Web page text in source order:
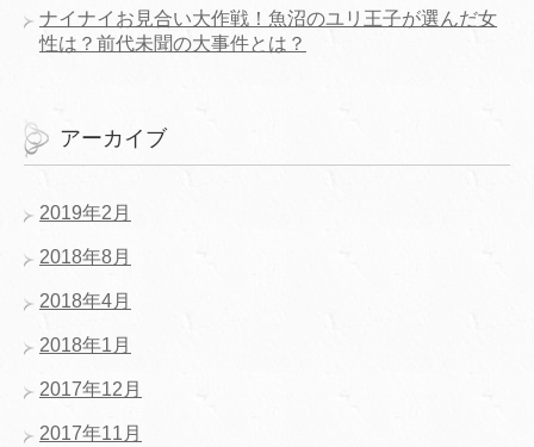
ナイナイお見合い大作戦！魚沼のユリ王子が選んだ女
性は？前代未聞の大事件とは？
アーカイブ
2019年2月
2018年8月
2018年4月
2018年1月
2017年12月
2017年11月